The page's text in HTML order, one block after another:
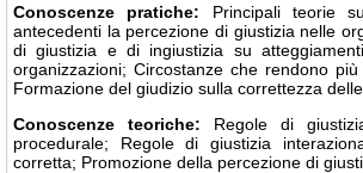
Conoscenze pratiche: Principali teorie
antecedenti la percezione di giustizia nelle
di giustizia e di ingiustizia su
organizzazioni; Circostanze che rendono
Formazione del giudizio sulla correttezza
Conoscenze teoriche: Regole di
procedurale; Regole di giustizia
corretta; Promozione della percezione di